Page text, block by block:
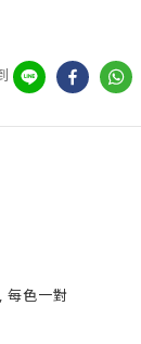
每色一對